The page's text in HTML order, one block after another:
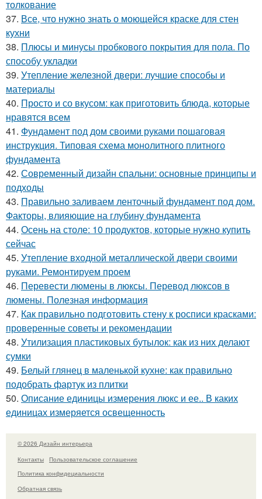
толкование
37. Все, что нужно знать о моющейся краске для стен
кухни
38. Плюсы и минусы пробкового покрытия для пола. По
способу укладки
39. Утепление железной двери: лучшие способы и
материалы
40. Просто и со вкусом: как приготовить блюда, которые
нравятся всем
41. Фундамент под дом своими руками пошаговая
инструкция. Типовая схема монолитного плитного
фундамента
42. Современный дизайн спальни: основные принципы и
подходы
43. Правильно заливаем ленточный фундамент под дом.
Факторы, влияющие на глубину фундамента
44. Осень на столе: 10 продуктов, которые нужно купить
сейчас
45. Утепление входной металлической двери своими
руками. Ремонтируем проем
46. Перевести люмены в люксы. Перевод люксов в
люмены. Полезная информация
47. Как правильно подготовить стену к росписи красками:
проверенные советы и рекомендации
48. Утилизация пластиковых бутылок: как из них делают
сумки
49. Белый глянец в маленькой кухне: как правильно
подобрать фартук из плитки
50. Описание единицы измерения люкс и ее.. В каких
единицах измеряется освещенность
© 2026 Дизайн интерьера
Контакты
Пользовательское соглашение
Политика конфидециальности
Обратная связь